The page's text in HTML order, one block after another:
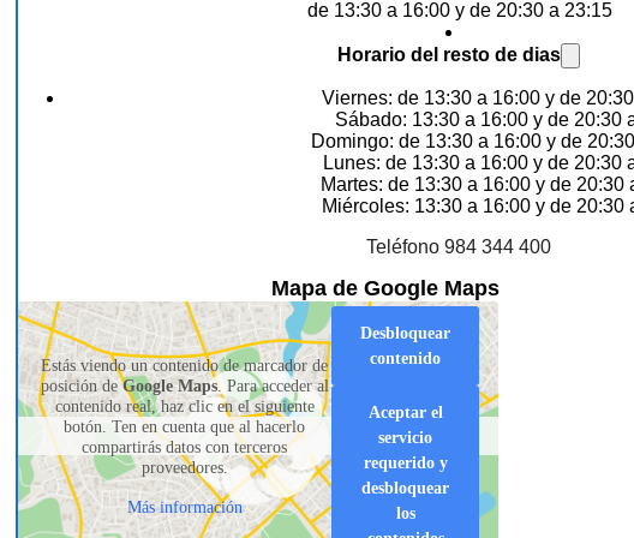
de 13:30 a 16:00 y de 20:30 a 23:15
Horario del resto de dias
Viernes: de 13:30 a 16:00 y de
Sábado: 13:30 a 16:00 y de 20:30
Domingo: de 13:30 a 16:00 y de
Lunes: de 13:30 a 16:00 y de 20:30
Martes: de 13:30 a 16:00 y de 20:30
Miércoles: 13:30 a 16:00 y de 20:30
Teléfono 984 344 400
Mapa de Google Maps
Estás viendo un contenido de marcador de
posición deGoogle Maps. Para acceder al
contenido real, haz clic en el siguiente
botón. Ten en cuenta que al hacerlo
compartirás datos con terceros
proveedores.
Más información
Desbloquear
contenido
Aceptar el
servicio
requerido y
desbloquear
los